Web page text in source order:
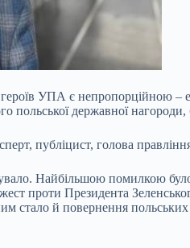
УПА є непропорційною
польської державної
публіцист, голова
Найбільшою помилкою
проти Президента
стало й повернення